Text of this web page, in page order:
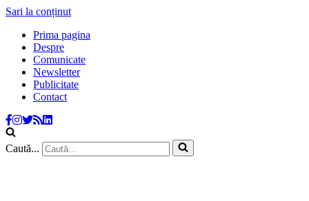
Sari la conținut
Prima pagina
Despre
Comunicate
Newsletter
Publicitate
Contact
Caută...